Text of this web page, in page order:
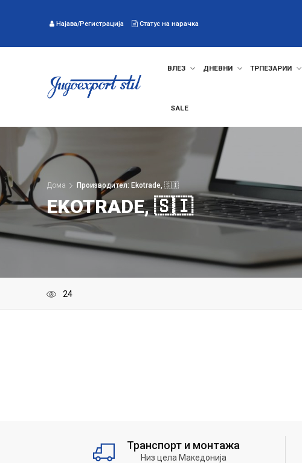
Најава/Регистрација Статус на нарачка
ВЛЕЗ ДНЕВНИ ТРПЕЗАРИИ
SALE
Дома Производител: Ekotrade, 🇸🇮
EKOTRADE, 🇸🇮
Транспорт и монтажа
Низ цела Македонија